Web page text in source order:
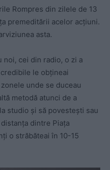
Rompres din zilele de 13
premeditării acelor acțiuni.
asta.
noi, cei din radio, o zi a
le obțineai
unde se duceau
metodă atunci de a
studio și să povestești sau
dintre Piața
o străbăteai în 10-15